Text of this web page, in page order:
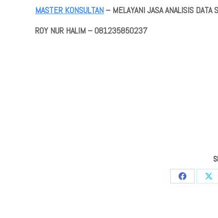
MASTER KONSULTAN – MELAYANI JASA ANALISIS DATA
ROY NUR HALIM – 081235850237
Share